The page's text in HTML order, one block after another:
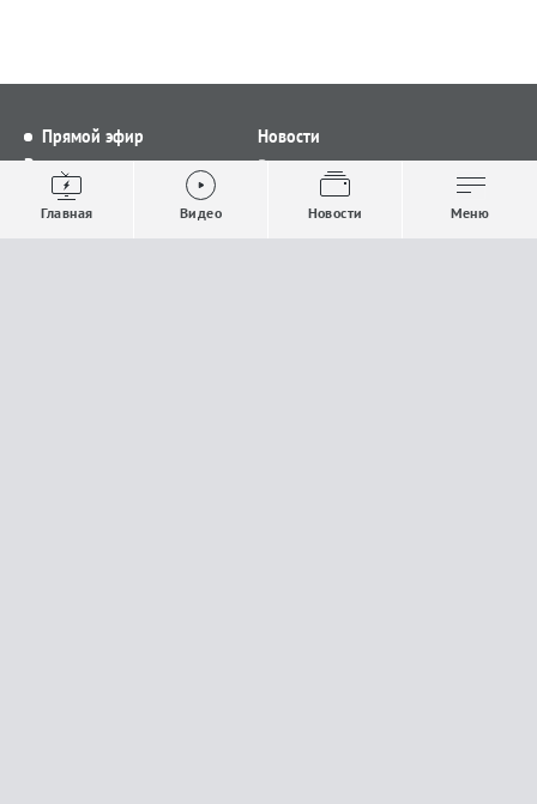
Прямой эфир
Видео
Выпуски новостей
Проекты
Новости
Все новости
Общество
Строительство и ЖКХ
Главная Видео Новости Меню